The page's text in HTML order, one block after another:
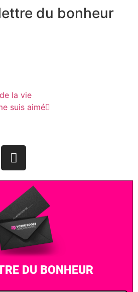
du bonheur
la vie
suis aimé